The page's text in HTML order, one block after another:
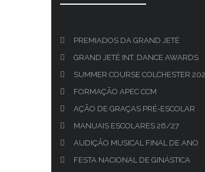
PREMIADOS DA GRAND JETÉ
GRAND JETÉ INT. DANCE AWARDS
SUMMER COURSE COLCHESTER
FORMAÇÃO APEC CCM
AÇÃO DE GRAÇAS PRÉ-ESCOLAR
MANUAIS ESCOLARES 26/27
AUDIÇÃO MUSICAL FINAL DE ANO
FESTA NACIONAL DE GINÁSTICA